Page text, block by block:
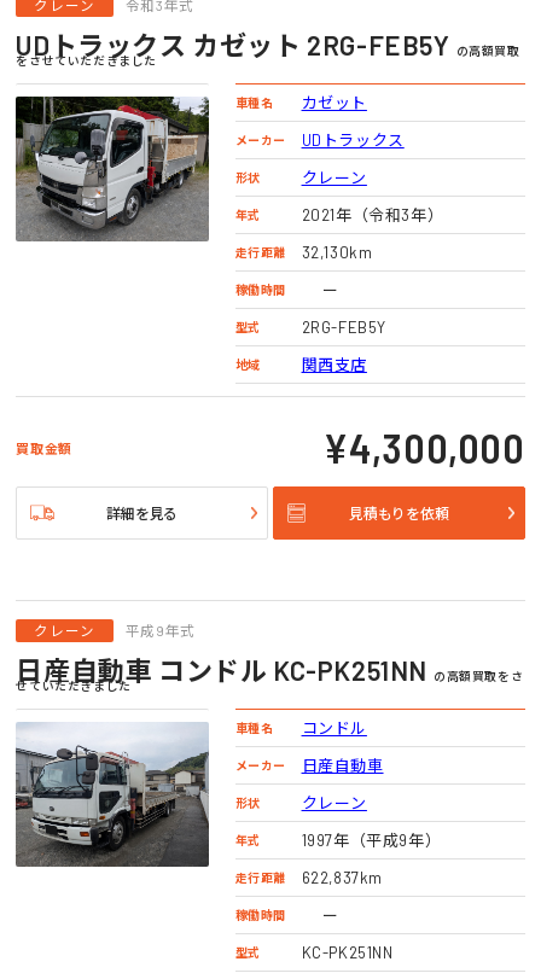
クレーン 令和3年式
UDトラックス カゼット 2RG-FEB5Y の高額買取
をさせていただきました
車種名 カゼット
メーカー UDトラックス
形状 クレーン
年式 2021年（令和3年）
走行距離 32,130km
稼働時間 ー
型式 2RG-FEB5Y
地域 関西支店
買取金額 ¥4,300,000
詳細を見る 見積もりを依頼
クレーン 平成9年式
日産自動車 コンドル KC-PK251NN の高額買取をさ
せていただきました
車種名 コンドル
メーカー 日産自動車
形状 クレーン
年式 1997年（平成9年）
走行距離 622,837km
稼働時間 ー
型式 KC-PK251NN